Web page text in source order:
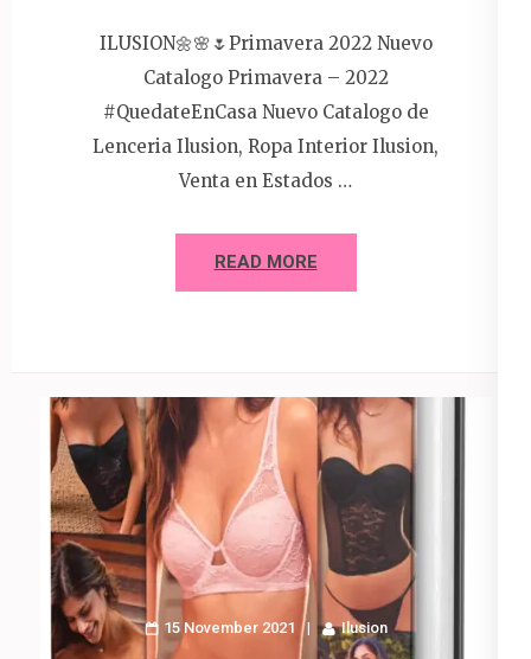
ILUSION🌼🌸🌷Primavera 2022 Nuevo
Catalogo Primavera – 2022
#QuedateEnCasa Nuevo Catalogo de
Lenceria Ilusion, Ropa Interior Ilusion,
Venta en Estados …
READ MORE
15 November 2021 Ilusion